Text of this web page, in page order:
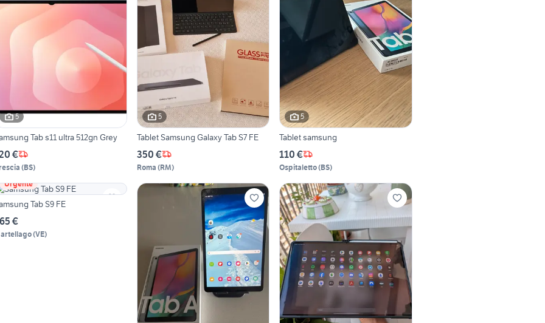
5
Tab s11 ultra 512gn Grey
€
(BS)
5
Tablet Samsung Galaxy Tab S7 FE
350 €
Roma (RM)
5
Tablet samsung
110 €
Ospitaletto(BS)
Urgente
Tab S9 FE
€
(VE)